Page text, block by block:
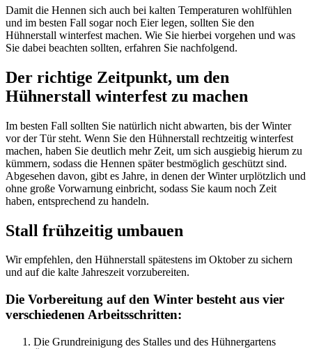
Damit die Hennen sich auch bei kalten Temperaturen wohlfühlen
und im besten Fall sogar noch Eier legen, sollten Sie den
Hühnerstall winterfest machen. Wie Sie hierbei vorgehen und was
Sie dabei beachten sollten, erfahren Sie nachfolgend.
Der richtige Zeitpunkt, um den
Hühnerstall winterfest zu machen
Im besten Fall sollten Sie natürlich nicht abwarten, bis der Winter
vor der Tür steht. Wenn Sie den Hühnerstall rechtzeitig winterfest
machen, haben Sie deutlich mehr Zeit, um sich ausgiebig hierum zu
kümmern, sodass die Hennen später bestmöglich geschützt sind.
Abgesehen davon, gibt es Jahre, in denen der Winter urplötzlich und
ohne große Vorwarnung einbricht, sodass Sie kaum noch Zeit
haben, entsprechend zu handeln.
Stall frühzeitig umbauen
Wir empfehlen, den Hühnerstall spätestens im Oktober zu sichern
und auf die kalte Jahreszeit vorzubereiten.
Die Vorbereitung auf den Winter besteht aus vier
verschiedenen Arbeitsschritten:
Die Grundreinigung des Stalles und des Hühnergartens